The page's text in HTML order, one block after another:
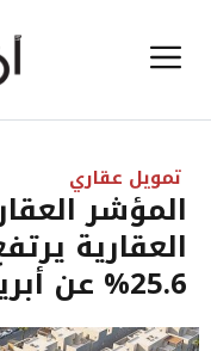
إلى القائمة
تمويل عقاري
المؤشر
العقارية
25.6% عن أبريل الماضي